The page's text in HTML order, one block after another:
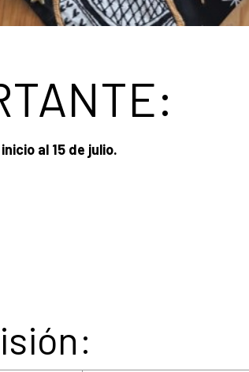
inicio al 15 de julio.